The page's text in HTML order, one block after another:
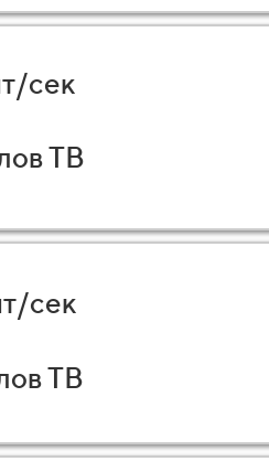
сек
ТВ
сек
ТВ